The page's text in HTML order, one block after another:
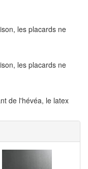
les placards ne
les placards ne
de l'hévéa, le latex